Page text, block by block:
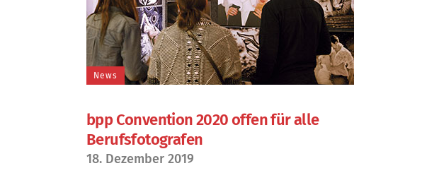
News
bpp Convention 2020 offen für alle
Berufsfotografen
18. Dezember 2019